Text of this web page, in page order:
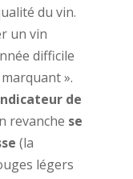
du vin.
un vin
difficile
».
de
revanche se
(la
légers